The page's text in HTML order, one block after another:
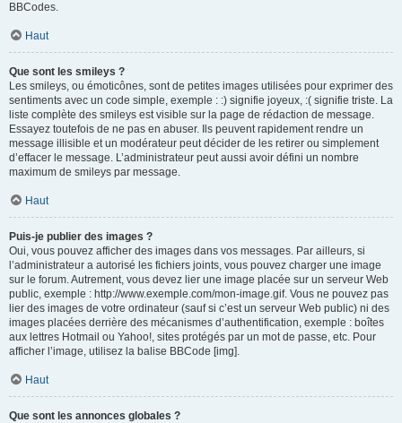
BBCodes.
Haut
Que sont les smileys ?
Les smileys, ou émoticônes, sont de petites images utilisées pour exprimer des
sentiments avec un code simple, exemple : :) signifie joyeux, :( signifie triste. La
liste complète des smileys est visible sur la page de rédaction de message.
Essayez toutefois de ne pas en abuser. Ils peuvent rapidement rendre un
message illisible et un modérateur peut décider de les retirer ou simplement
d’effacer le message. L’administrateur peut aussi avoir défini un nombre
maximum de smileys par message.
Haut
Puis-je publier des images ?
Oui, vous pouvez afficher des images dans vos messages. Par ailleurs, si
l’administrateur a autorisé les fichiers joints, vous pouvez charger une image
sur le forum. Autrement, vous devez lier une image placée sur un serveur Web
public, exemple : http://www.exemple.com/mon-image.gif. Vous ne pouvez pas
lier des images de votre ordinateur (sauf si c’est un serveur Web public) ni des
images placées derrière des mécanismes d’authentification, exemple : boîtes
aux lettres Hotmail ou Yahoo!, sites protégés par un mot de passe, etc. Pour
afficher l’image, utilisez la balise BBCode [img].
Haut
Que sont les annonces globales ?